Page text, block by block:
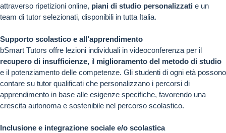
attraverso ripetizioni online, piani di studio personalizzati e un
team di tutor selezionati, disponibili in tutta Italia.
Supporto scolastico e all’apprendimento
bSmart Tutors offre lezioni individuali in videoconferenza per il
recupero di insufficienze, il miglioramento del metodo di studio
e il potenziamento delle competenze. Gli studenti di ogni età possono
contare su tutor qualificati che personalizzano i percorsi di
apprendimento in base alle esigenze specifiche, favorendo una
crescita autonoma e sostenibile nel percorso scolastico.
Inclusione e integrazione sociale e/o scolastica